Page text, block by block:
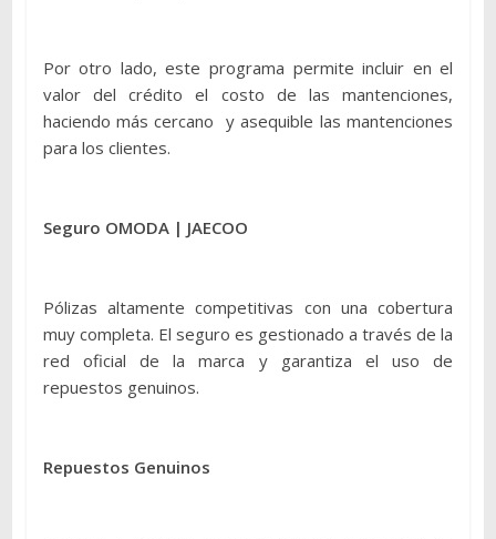
Por otro lado, este programa permite incluir en el
valor del crédito el costo de las mantenciones,
haciendo más cercano y asequible las mantenciones
para los clientes.
Seguro OMODA | JAECOO
Pólizas altamente competitivas con una cobertura
muy completa. El seguro es gestionado a través de la
red oficial de la marca y garantiza el uso de
repuestos genuinos.
Repuestos Genuinos